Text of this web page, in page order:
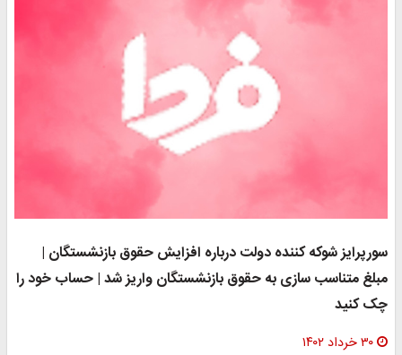
سورپرایز شوکه کننده دولت درباره افزایش حقوق بازنشستگان |
مبلغ متناسب سازی به حقوق بازنشستگان واریز شد | حساب خود را
چک کنید
۳۰ خرداد ۱۴۰۲